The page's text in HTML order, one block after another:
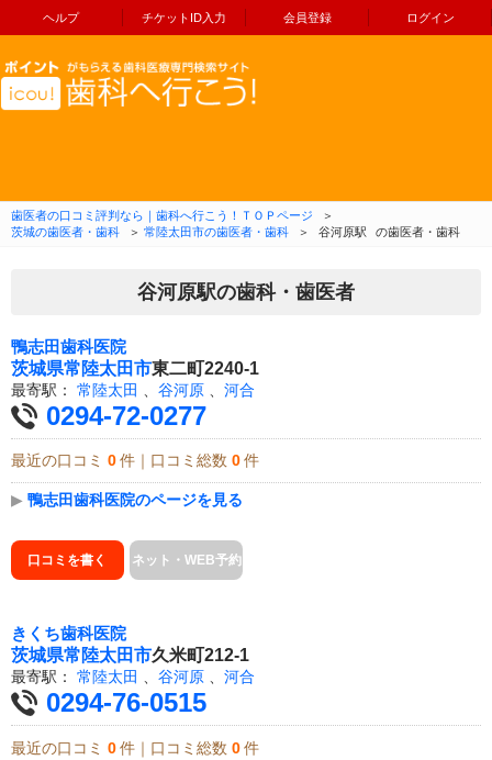
ヘルプ チケットID入力 会員登録 ログイン
コンテンツへ移動
歯医者の口コミ評判なら｜歯科へ行こう！ＴＯＰページ
＞
茨城の歯医者・歯科
＞ 常陸太田市の歯医者・歯科 ＞ 谷河原駅 の歯医者・歯科
谷河原駅の歯科・歯医者
鴨志田歯科医院
茨城県常陸太田市東二町2240-1
最寄駅： 常陸太田 谷河原 河合
0294-72-0277
最近の口コミ 0 件｜口コミ総数 0 件
▶ 鴨志田歯科医院のページを見る
口コミを書く ネット・WEB予約
きくち歯科医院
茨城県常陸太田市久米町212-1
最寄駅： 常陸太田 、 谷河原 、 河合
0294-76-0515
最近の口コミ 0 件｜口コミ総数 0 件